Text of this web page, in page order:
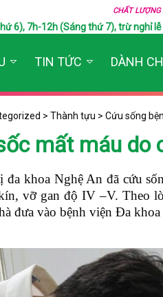
CHẤT LƯỢNG
6), 7h-12h (Sáng thứ 7), trừ nghỉ
TIN TỨC DÀNH
> Thành tựu > Cứu sống
mất máu do
khoa Nghệ An đã cứu
vỡ gan độ IV –V. Theo
đưa vào bệnh viện Đa